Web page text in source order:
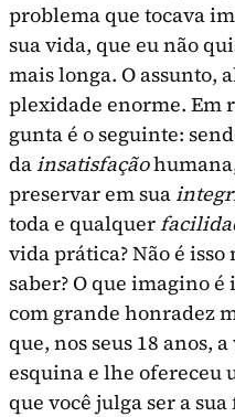
problema que tocava
sua vida, que eu não
mais longa. O assunto,
plexidade enorme. Em
gunta é o seguinte:
dainsatisfação
preservar em sua
toda e qualquer
vida prática? Não é
saber? O que imagino
com gran­de honradez
que, nos seus 18 anos,
esquina e lhe ofereceu
que você julga ser a